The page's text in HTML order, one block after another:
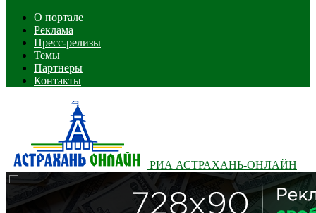
О портале
Реклама
Пресс-релизы
Темы
Партнеры
Контакты
РИА АСТРАХАНЬ-ОНЛАЙН